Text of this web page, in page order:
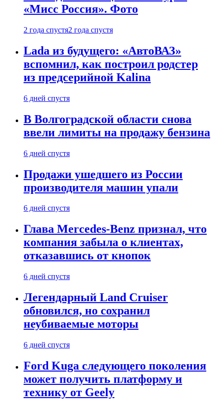
«Мисс Россия». Фото
2 года спустя2 года спустя
Lada из будущего: «АвтоВАЗ»
вспомнил, как построил родстер
из предсерийной Kalina
6 дней спустя
В Волгоградской области снова
ввели лимиты на продажу бензина
6 дней спустя
Продажи ушедшего из России
производителя машин упали
6 дней спустя
Глава Mercedes-Benz признал, что
компания забыла о клиентах,
отказавшись от кнопок
6 дней спустя
Легендарный Land Cruiser
обновился, но сохранил
неубиваемые моторы
6 дней спустя
Ford Kuga следующего поколения
может получить платформу и
технику от Geely